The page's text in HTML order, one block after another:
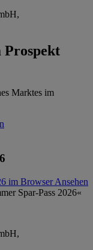
Prospekt
Marktes im
im BrowserAnsehen